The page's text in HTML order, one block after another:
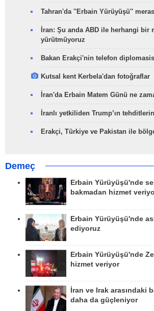
Tahran'da ''Erbain Yürüyüşü''
İran: Şu anda ABD ile herhangi bir
yürütmüyoruz
Bakan Erakçi'nin telefon
Kutsal kent Kerbela'dan fotoğraflar
İran'da Erbain Matem Günü ne
İranlı yetkiliden Trump’ın
Erakçi, Türkiye ve Pakistan ile
Demeç
Erbain Yürüyüşü'nde
bakmadan hizmet
Erbain Yürüyüşü'nde
ediyoruz
Erbain Yürüyüşü'nde
hizmet veriyor
İran ve Irak arasındaki
daha da güçleniyor